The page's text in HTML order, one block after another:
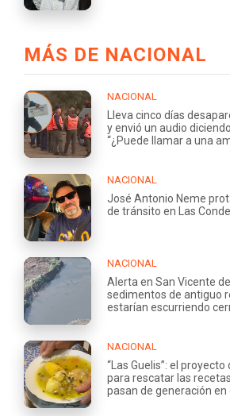
MÁS DE NACIONAL
NACIONAL
Lleva cinco días
y envió un audio
“¿Puede llamar a una
NACIONAL
José Antonio Neme
de tránsito en Las
NACIONAL
Alerta en San Vicente
sedimentos de antiguo
estarían escurriendo
NACIONAL
“Las Guelis”: el
para rescatar las
pasan de generación en